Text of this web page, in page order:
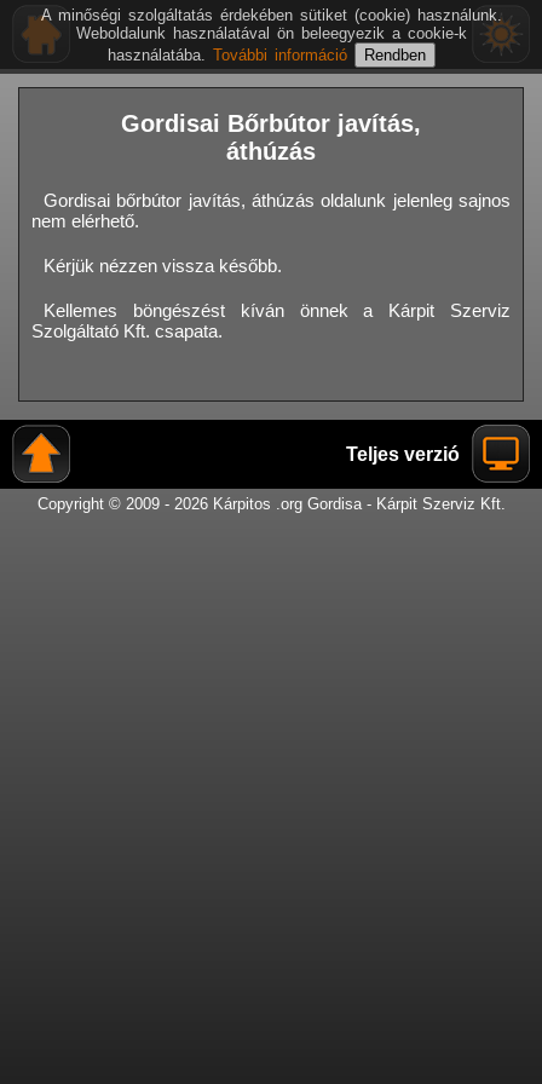
Gordisai Bőrbútor javítás,
áthúzás
Gordisai bőrbútor javítás, áthúzás oldalunk jelenleg sajnos
nem elérhető.
Kérjük nézzen vissza később.
Kellemes böngészést kíván önnek a Kárpit Szerviz
Szolgáltató Kft. csapata.
Teljes verzió
Copyright © 2009 - 2026 Kárpitos .org Gordisa - Kárpit Szerviz Kft.
A minőségi szolgáltatás érdekében sütiket (cookie) használunk.
Weboldalunk használatával ön beleegyezik a cookie-k
használatába. További információ